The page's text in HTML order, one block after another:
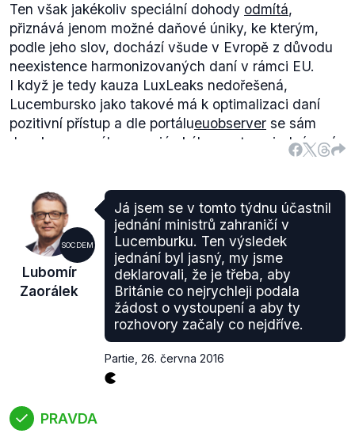
Ten však jakékoliv speciální dohody odmítá,
přiznává jenom možné daňové úniky, ke kterým,
podle jeho slov, dochází všude v Evropě z důvodu
neexistence harmonizovaných daní v rámci EU.
I když je tedy kauza LuxLeaks nedořešená,
Lucembursko jako takové má k optimalizaci daní
pozitivní přístup a dle portálueuobserver se sám
Juncker za svého premiérského postu vyjednávaní
SOCDEM
Lubomír
Zaorálek
Já jsem se v tomto týdnu účastnil
jednání ministrů zahraničí v
Lucemburku. Ten výsledek
jednání byl jasný, my jsme
deklarovali, že je třeba, aby
Británie co nejrychleji podala
žádost o vystoupení a aby ty
rozhovory začaly co nejdříve.
Partie 26. června 2016
PRAVDA